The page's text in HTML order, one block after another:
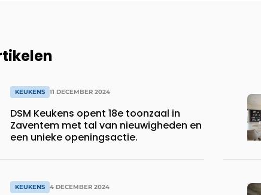
KEUKENS 11 DECEMBER 2024
DSM Keukens opent 18e toonzaal in
Zaventem met tal van nieuwigheden en
een unieke openingsactie.
KEUKENS 4 DECEMBER 2024